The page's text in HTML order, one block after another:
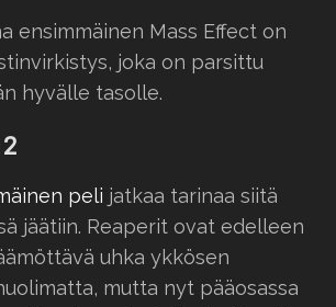
ensimmäinen Mass Effect on
joka on parsittu
hyvälle tasolle.
peli jatkaa tarinaa siitä
jäätiin. Reaperit ovat edelleen
uhka ykkösen
mutta nyt pääosassa